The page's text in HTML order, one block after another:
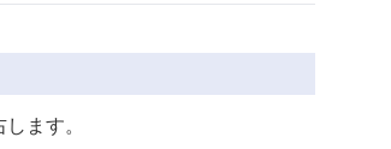
ます。